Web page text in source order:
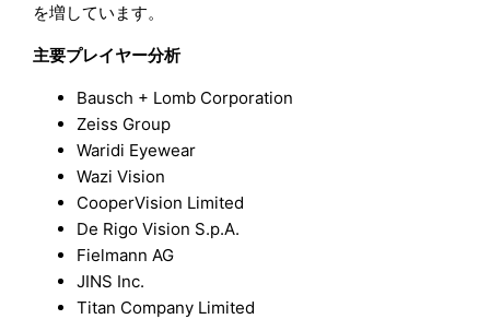
を増しています。
主要プレイヤー分析
Bausch + Lomb Corporation
Zeiss Group
Waridi Eyewear
Wazi Vision
CooperVision Limited
De Rigo Vision S.p.A.
Fielmann AG
JINS Inc.
Titan Company Limited